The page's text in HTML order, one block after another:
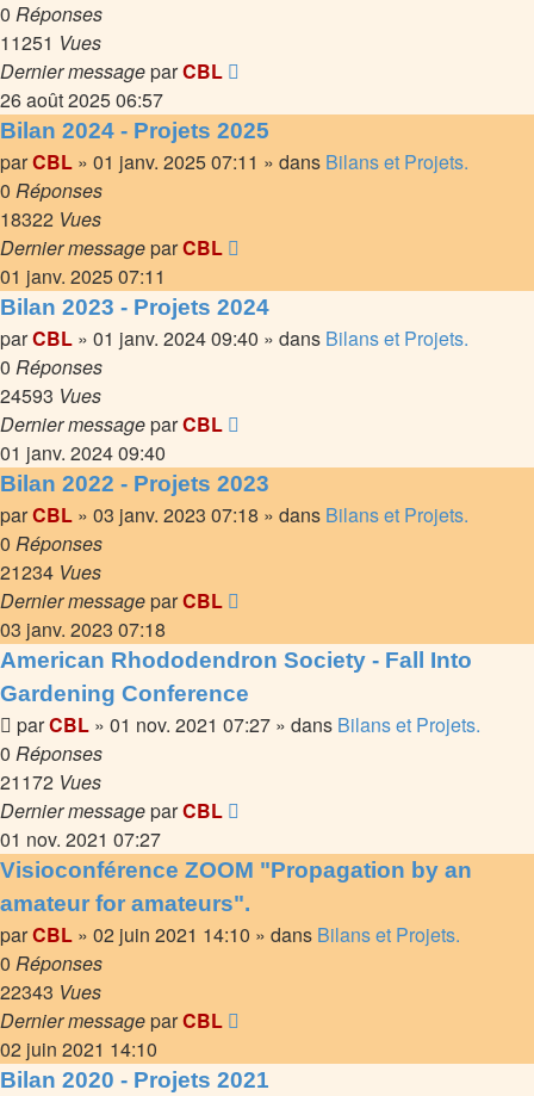
0 Réponses
11251 Vues
Dernier messageparCBL
26 août 2025 06:57
Bilan 2024 - Projets 2025
parCBL » 01 janv. 2025 07:11 » dans Bilans et Projets.
0 Réponses
18322 Vues
Dernier messageparCBL
01 janv. 2025 07:11
Bilan 2023 - Projets 2024
parCBL » 01 janv. 2024 09:40 » dans Bilans et Projets.
0 Réponses
24593 Vues
Dernier messageparCBL
01 janv. 2024 09:40
Bilan 2022 - Projets 2023
parCBL » 03 janv. 2023 07:18 » dans Bilans et Projets.
0 Réponses
21234 Vues
Dernier messageparCBL
03 janv. 2023 07:18
American Rhododendron Society - Fall Into
Gardening Conference
parCBL » 01 nov. 2021 07:27 » dans Bilans et Projets.
0 Réponses
21172 Vues
Dernier messageparCBL
01 nov. 2021 07:27
Visioconférence ZOOM "Propagation by an
amateur for amateurs".
parCBL » 02 juin 2021 14:10 » dans Bilans et Projets.
0 Réponses
22343 Vues
Dernier messageparCBL
02 juin 2021 14:10
Bilan 2020 - Projets 2021